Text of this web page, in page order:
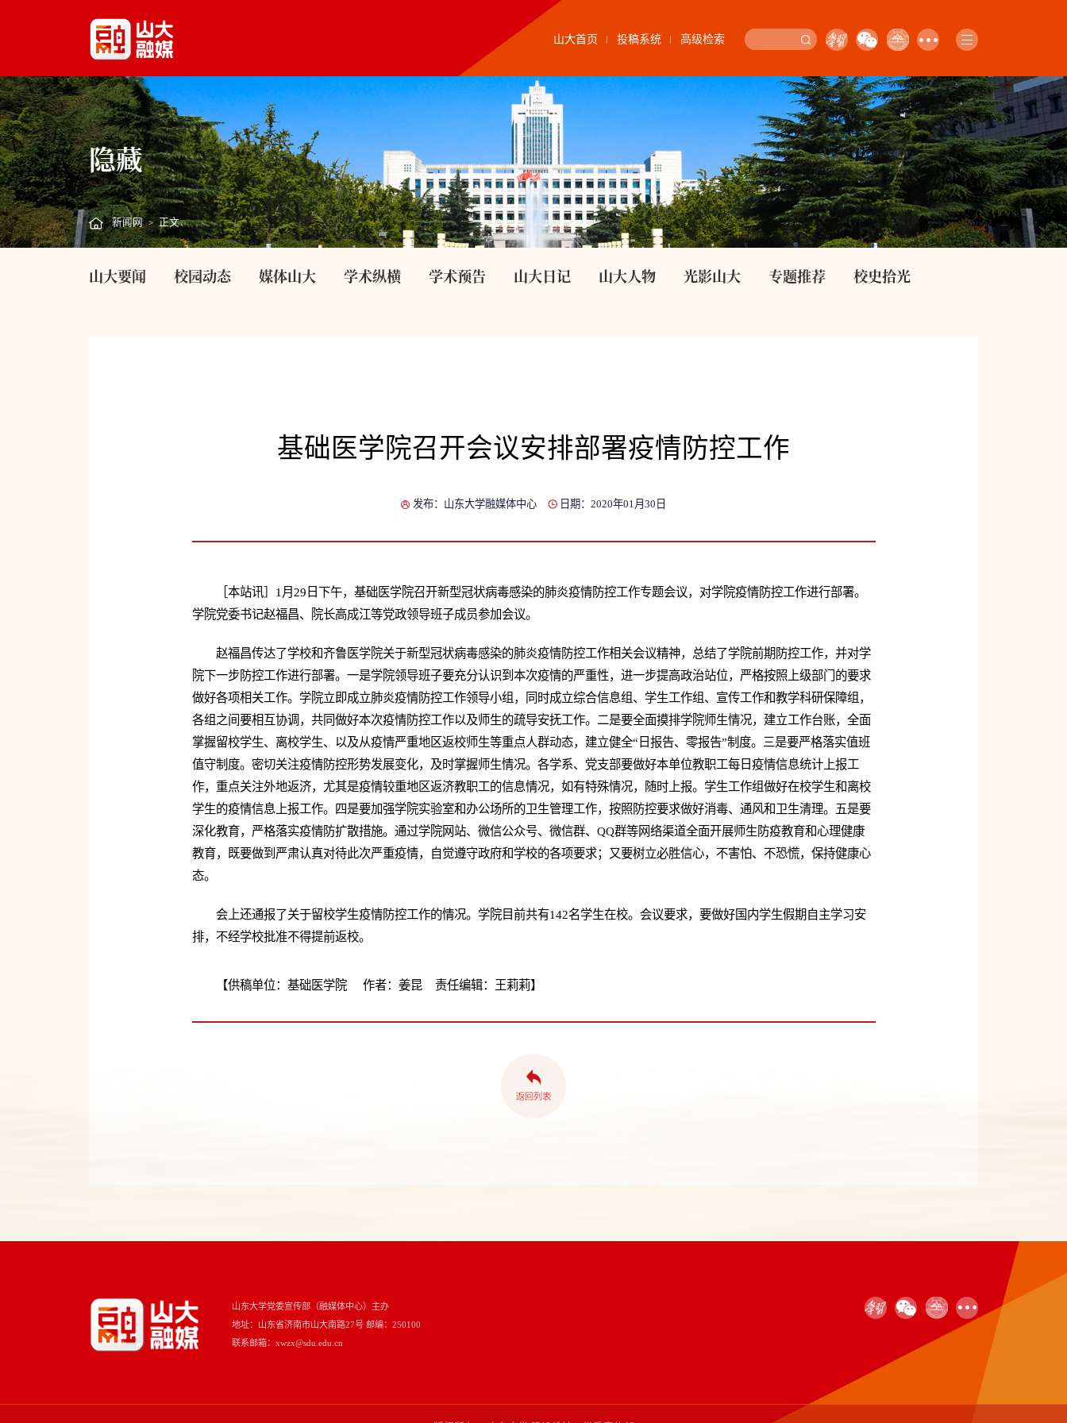
山大首页 投稿系统 高级检索
隐藏
新闻网 > 正文
山大要闻 校园动态 媒体山大 学术纵横 学术预告 山大日记 山大人物 光影山大 专题推荐 校史拾光
基础医学院召开会议安排部署疫情防控工作
发布：山东大学融媒体中心 日期：2020年01月30日
［本站讯］1月29日下午，基础医学院召开新型冠状病毒感染的肺炎疫情防控工作专题会议，对学院疫情防控工作进行部署。
学院党委书记赵福昌、院长高成江等党政领导班子成员参加会议。
赵福昌传达了学校和齐鲁医学院关于新型冠状病毒感染的肺炎疫情防控工作相关会议精神，总结了学院前期防控工作，并对学
院下一步防控工作进行部署。一是学院领导班子要充分认识到本次疫情的严重性，进一步提高政治站位，严格按照上级部门的要求
做好各项相关工作。学院立即成立肺炎疫情防控工作领导小组，同时成立综合信息组、学生工作组、宣传工作和教学科研保障组，
各组之间要相互协调，共同做好本次疫情防控工作以及师生的疏导安抚工作。二是要全面摸排学院师生情况，建立工作台账，全面
掌握留校学生、离校学生、以及从疫情严重地区返校师生等重点人群动态，建立健全“日报告、零报告”制度。三是要严格落实值班
值守制度。密切关注疫情防控形势发展变化，及时掌握师生情况。各学系、党支部要做好本单位教职工每日疫情信息统计上报工
作，重点关注外地返济，尤其是疫情较重地区返济教职工的信息情况，如有特殊情况，随时上报。学生工作组做好在校学生和离校
学生的疫情信息上报工作。四是要加强学院实验室和办公场所的卫生管理工作，按照防控要求做好消毒、通风和卫生清理。五是要
深化教育，严格落实疫情防扩散措施。通过学院网站、微信公众号、微信群、QQ群等网络渠道全面开展师生防疫教育和心理健康
教育，既要做到严肃认真对待此次严重疫情，自觉遵守政府和学校的各项要求；又要树立必胜信心，不害怕、不恐慌，保持健康心
态。
会上还通报了关于留校学生疫情防控工作的情况。学院目前共有142名学生在校。会议要求，要做好国内学生假期自主学习安
排，不经学校批准不得提前返校。
【供稿单位：基础医学院 作者：姜昆 责任编辑：王莉莉】
山东大学党委宣传部（融媒体中心）主办
地址：山东省济南市山大南路27号 邮编：250100
联系邮箱：xwzx@sdu.edu.cn